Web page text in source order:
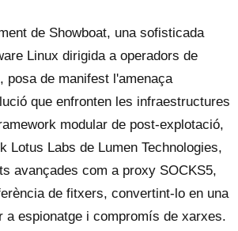
de Showboat, una sofisticada
Linux dirigida a operadors de
posa de manifest l'amenaça
que enfronten les infraestructures
modular de post-explotació,
Lotus Labs de Lumen Technologies,
avançades com a proxy SOCKS5,
de fitxers, convertint-lo en una
a espionatge i compromís de xarxes.